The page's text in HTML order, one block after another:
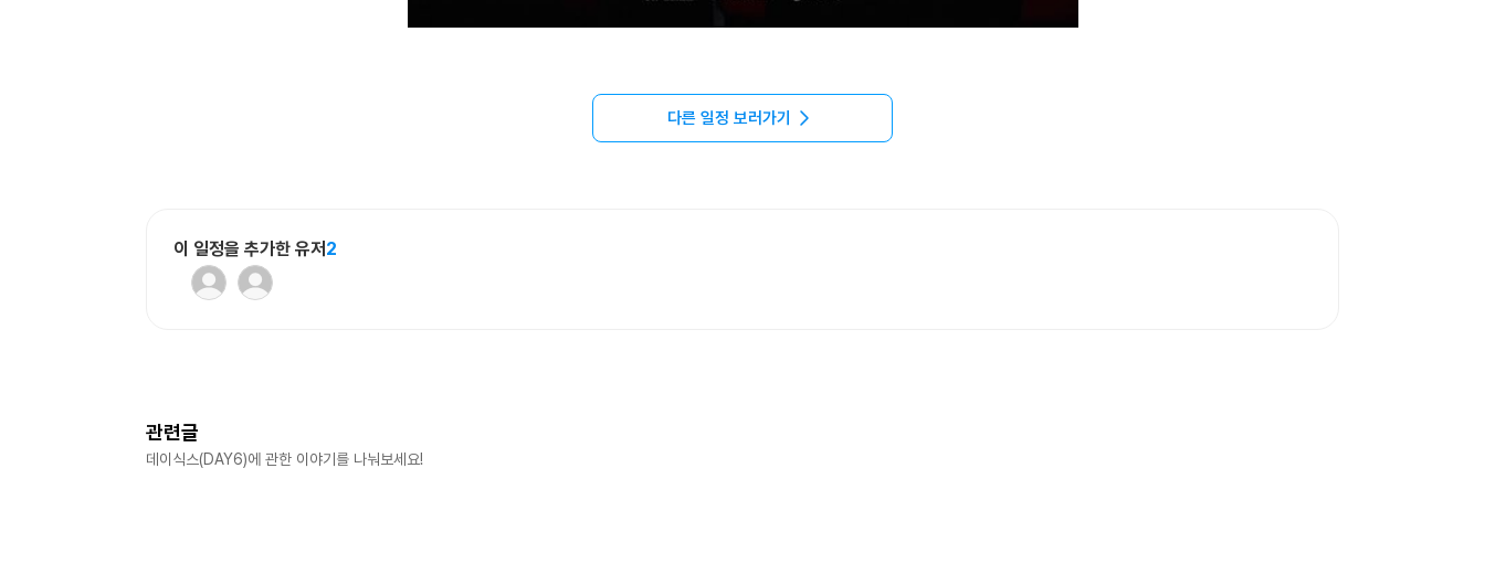
다른 일정 보러가기
이 일정을 추가한 유저 2
관련글
데이식스(DAY6)에 관한 이야기를 나눠보세요!